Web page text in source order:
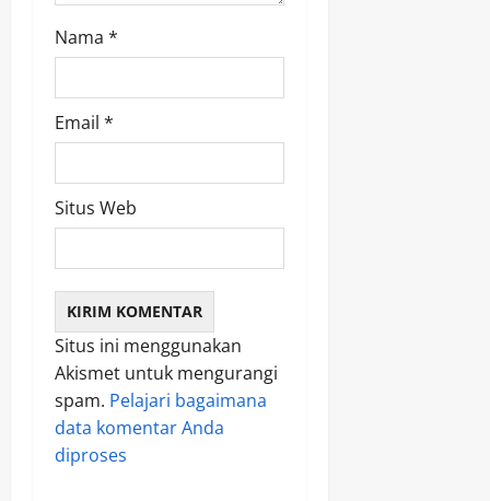
Nama *
Email *
Situs Web
Situs ini menggunakan
Akismet untuk mengurangi
spam. Pelajari bagaimana
data komentar Anda
diproses